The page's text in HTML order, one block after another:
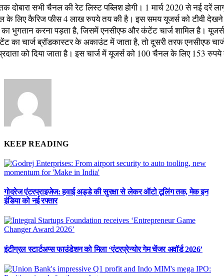
दोबारा सभी चैनल की रेट लिस्ट पब्लिश होगी। 1 मार्च 2020 से नई दरें
के लिए कैरिज फीस 4 लाख रुपये तय की है। इस समय यूजर्स को टीवी देखने
भुगतान करना पड़ता है, जिसमें एनसीएफ और कंटेंट चार्ज शामिल है।
का चार्ज ब्रॉडकास्टर के अकाउंट में जाता है, तो दूसरी तरफ एनसीएफ
को दिया जाता है। इस चार्ज में यूजर्स को 100 चैनल के लिए 153
KEEP READING
गोदरेज एंटरप्राइजेज: हवाई अड्डे की सुरक्षा से लेकर ऑटो टूलिंग तक, मेक इन
इंडिया को नई रफ्तार
इंटीग्रल स्टार्टअप्स फाउंडेशन को मिला ‘एंटरप्रेन्योर गेम चेंजर अवॉर्ड 2026’